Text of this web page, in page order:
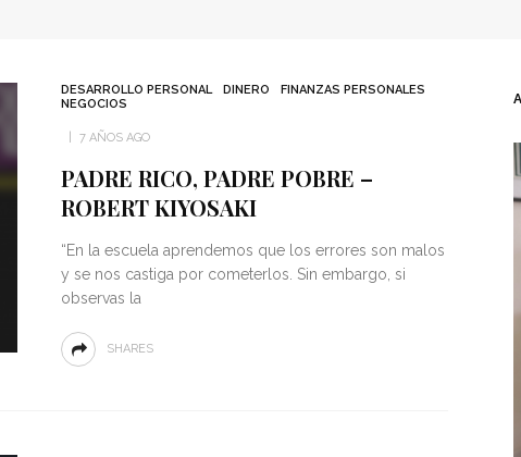
DESARROLLO PERSONAL DINERO
FINANZAS PERSONALES
NEGOCIOS
7 AÑOS AGO
PADRE RICO, PADRE POBRE –
ROBERT KIYOSAKI
“En la escuela aprendemos que los errores son malos
y se nos castiga por cometerlos. Sin embargo, si
observas la
SHARES